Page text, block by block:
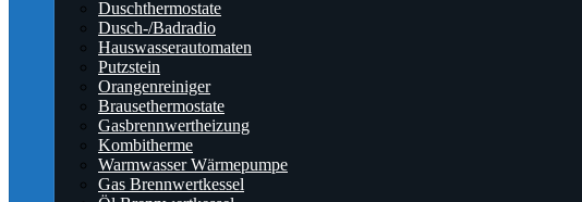
Duschthermostate
Dusch-/Badradio
Hauswasserautomaten
Putzstein
Orangenreiniger
Brausethermostate
Gasbrennwertheizung
Kombitherme
Warmwasser Wärmepumpe
Gas Brennwertkessel